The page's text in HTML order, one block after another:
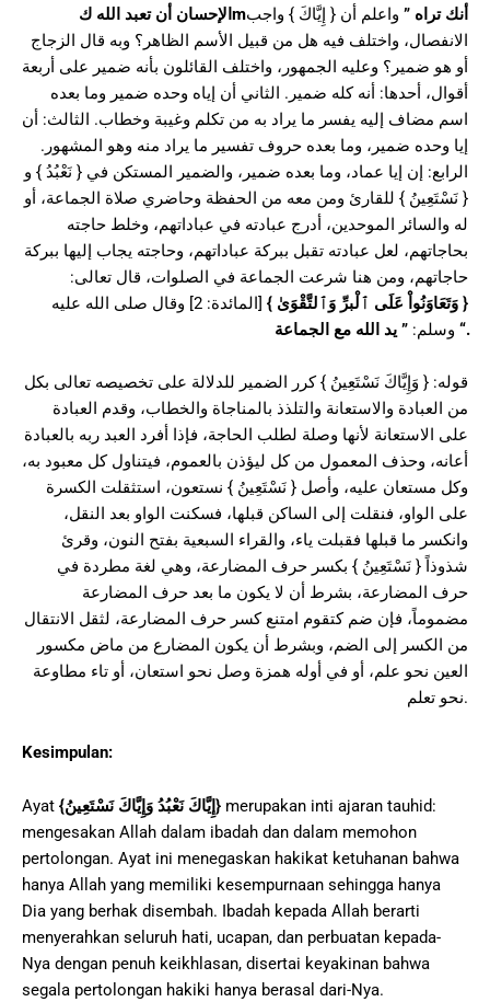
الإحسان أن تعبد الله ك m أنك تراه ” واعلم أن { إِيَّاكَ } واجب
الانفصال، واختلف فيه هل من قبيل الأسم الظاهر؟ وبه قال الزجاج
أو هو ضمير؟ وعليه الجمهور، واختلف القائلون بأنه ضمير على أربعة
أقوال، أحدها: أنه كله ضمير. الثاني أن إياه وحده ضمير وما بعده
اسم مضاف إليه يفسر ما يراد به من تكلم وغيبة وخطاب. الثالث: أن
إيا وحده ضمير، وما بعده حروف تفسير ما يراد منه وهو المشهور.
الرابع: إن إيا عماد، وما بعده ضمير، والضمير المستكن في { نَعْبُدُ } و
{ نَسْتَعِينُ } للقارئ ومن معه من الحفظة وحاضري صلاة الجماعة، أو
له والسائر الموحدين، أدرج عبادته في عباداتهم، وخلط حاجته
بحاجاتهم، لعل عبادته تقبل ببركة عباداتهم، وحاجته يجاب إليها ببركة
حاجاتهم، ومن هنا شرعت الجماعة في الصلوات، قال تعالى:
{ وَتَعَاوَنُواْ عَلَى ٱلْبرِّ وَٱلتَّقْوَىٰ }
[المائدة: 2] وقال صلى الله عليه
وسلم: ” يد الله مع الجماعة “.
قوله: { وَإِيَّاكَ نَسْتَعِينُ } كرر الضمير للدلالة على تخصيصه تعالى بكل
من العبادة والاستعانة والتلذذ بالمناجاة والخطاب، وقدم العبادة
على الاستعانة لأنها وصلة لطلب الحاجة، فإذا أفرد العبد ربه بالعبادة
أعانه، وحذف المعمول من كل ليؤذن بالعموم، فيتناول كل معبود به،
وكل مستعان عليه، وأصل { نَسْتَعِينُ } نستعون، استثقلت الكسرة
على الواو، فنقلت إلى الساكن قبلها، فسكنت الواو بعد النقل،
وانكسر ما قبلها فقبلت ياء، والقراء السبعية بفتح النون، وقرئ
شذوذاً { نَسْتَعِينُ } بكسر حرف المضارعة، وهي لغة مطردة في
حرف المضارعة، بشرط أن لا يكون ما بعد حرف المضارعة
مضموماً، فإن ضم كتقوم امتنع كسر حرف المضارعة، لثقل الانتقال
من الكسر إلى الضم، وبشرط أن يكون المضارع من ماض مكسور
العين نحو علم، أو في أوله همزة وصل نحو استعان، أو تاء مطاوعة
نحو تعلم.
Kesimpulan:
Ayat {إِيَّاكَ نَعْبُدُ وَإِيَّاكَ نَسْتَعِينُ} merupakan inti ajaran tauhid:
mengesakan Allah dalam ibadah dan dalam memohon
pertolongan. Ayat ini menegaskan hakikat ketuhanan bahwa
hanya Allah yang memiliki kesempurnaan sehingga hanya
Dia yang berhak disembah. Ibadah kepada Allah berarti
menyerahkan seluruh hati, ucapan, dan perbuatan kepada-
Nya dengan penuh keikhlasan, disertai keyakinan bahwa
segala pertolongan hakiki hanya berasal dari-Nya.